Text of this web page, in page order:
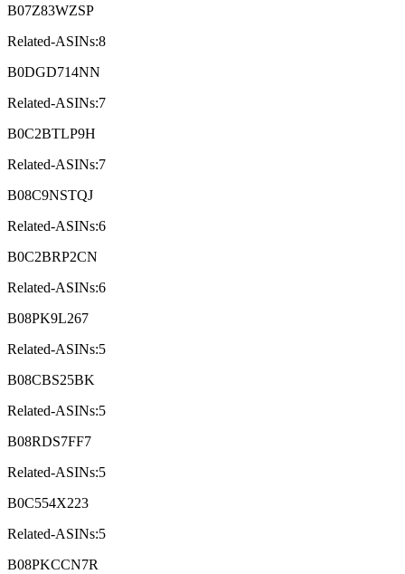
B07Z83WZSP
Related-ASINs:8
B0DGD714NN
Related-ASINs:7
B0C2BTLP9H
Related-ASINs:7
B08C9NSTQJ
Related-ASINs:6
B0C2BRP2CN
Related-ASINs:6
B08PK9L267
Related-ASINs:5
B08CBS25BK
Related-ASINs:5
B08RDS7FF7
Related-ASINs:5
B0C554X223
Related-ASINs:5
B08PKCCN7R